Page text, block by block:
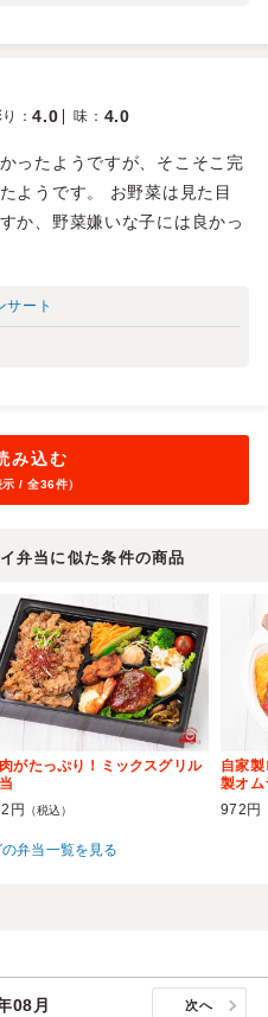
：4.0 味 ： 4.0
ったようですが、そこそこ完
ようです。 お野菜は見た目
か、野菜嫌いな子には良かっ
サート
み込む
/ 全36件）
弁当に似た条件の商品
がたっぷり！ミックスグリル
円
（税込）
自家
製オム
972円
弁当一覧を見る
08月 次へ